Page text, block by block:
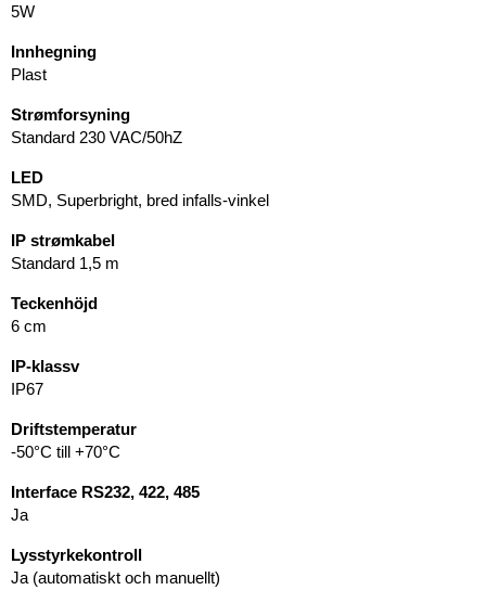
5W
Innhegning
Plast
Strømforsyning
Standard 230 VAC/50hZ
LED
SMD, Superbright, bred infalls-vinkel
IP strømkabel
Standard 1,5 m
Teckenhöjd
6 cm
IP-klassv
IP67
Driftstemperatur
-50°C till +70°C
Interface RS232, 422, 485
Ja
Lysstyrkekontroll
Ja (automatiskt och manuellt)